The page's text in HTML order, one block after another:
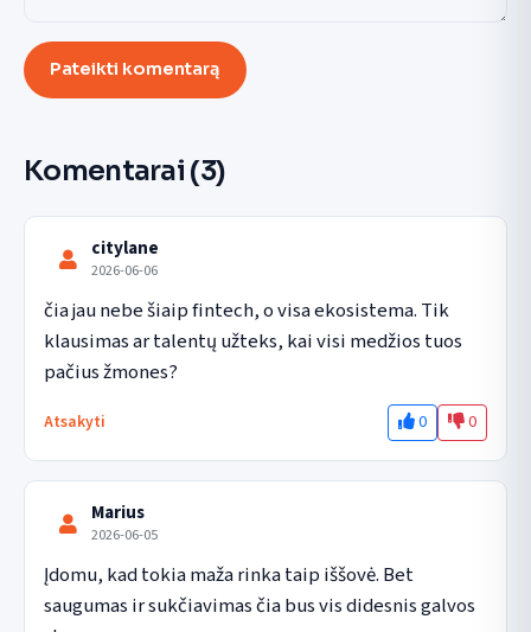
Pateikti komentarą
Komentarai (3)
citylane
2026-06-06
čia jau nebe šiaip fintech, o visa ekosistema. Tik
klausimas ar talentų užteks, kai visi medžios tuos
pačius žmones?
Atsakyti 0 0
Marius
2026-06-05
Įdomu, kad tokia maža rinka taip iššovė. Bet
saugumas ir sukčiavimas čia bus vis didesnis galvos